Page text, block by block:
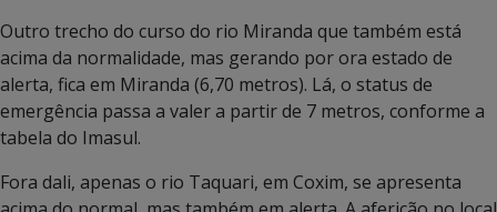
Outro trecho do curso do rio Miranda que também está
acima da normalidade, mas gerando por ora estado de
alerta, fica em Miranda (6,70 metros). Lá, o status de
emergência passa a valer a partir de 7 metros, conforme a
tabela do Imasul.
Fora dali, apenas o rio Taquari, em Coxim, se apresenta